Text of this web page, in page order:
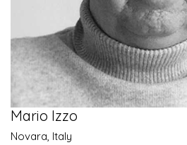
Mario Izzo
Novara, Italy